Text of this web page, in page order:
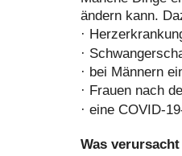
ändern kann.
·
·
· bei Männern
· Frauen nach
· eine COVID-
Was